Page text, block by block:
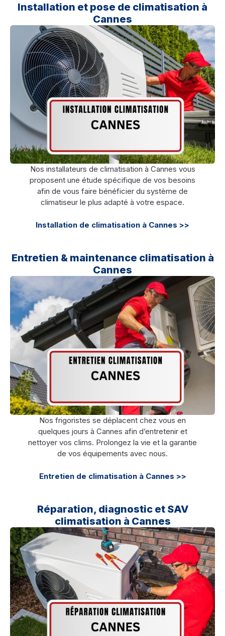
Installation et pose de climatisation à
Cannes
Nos installateurs de climatisation à Cannes vous
proposent une étude spécifique de vos besoins
afin de vous faire bénéficier du système de
climatiseur le plus adapté à votre espace.
Installation de climatisation à Cannes >>
Entretien & maintenance climatisation à
Cannes
Nos frigoristes se déplacent chez vous en
quelques jours à Cannes afin d’entretenir et
nettoyer vos clims. Prolongez la vie et la garantie
de vos équipements avec nous.
Entretien de climatisation à Cannes >>
Réparation, diagnostic et SAV
climatisation à Cannes